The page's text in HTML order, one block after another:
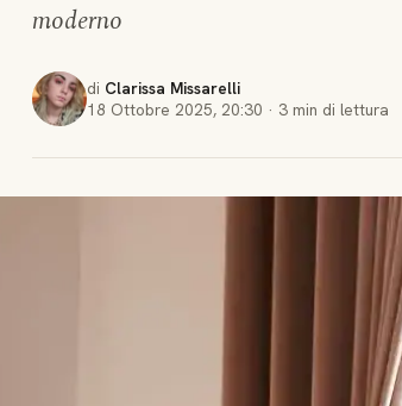
moderno
di Clarissa Missarelli
18 Ottobre 2025, 20:30 · 3 min di lettura